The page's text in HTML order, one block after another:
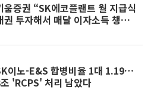
움증권 “SK에코플랜트 월 지급식
권 투자해서 매달 이자소득 챙겨
이노-E&S 합병비율 1대 1.19…
'RCPS' 처리 남았다